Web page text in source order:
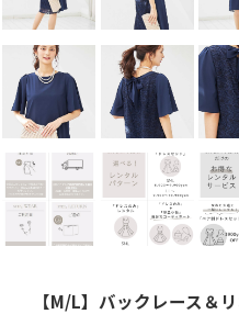
【M/L】バックレース＆